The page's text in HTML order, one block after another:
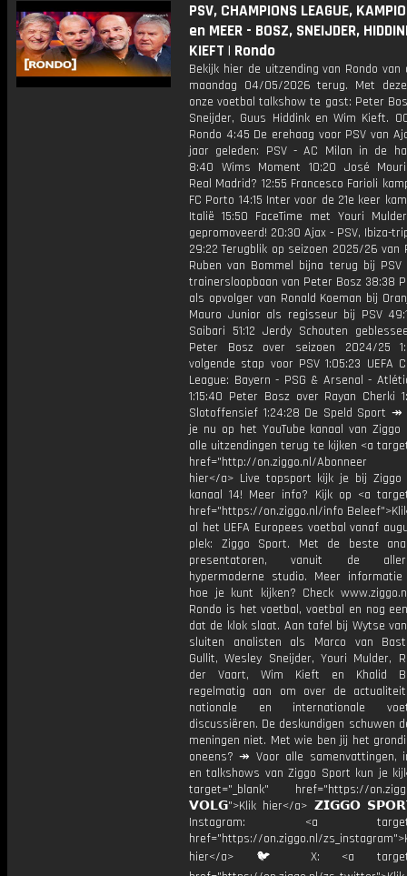
PSV, CHAMPIONS LEAGUE,
en MEER - BOSZ, SNEIJDER,
KIEFT | Rondo
Bekijk hier de uitzending van Rondo van
maandag 04/05/2026 terug. Met
onze voetbal talkshow te gast: Peter
Sneijder, Guus Hiddink en Wim Kieft.
Rondo 4:45 De erehaag voor PSV van
jaar geleden: PSV - AC Milan in de
8:40 Wims Moment 10:20 José
Real Madrid? 12:55 Francesco Farioli
FC Porto 14:15 Inter voor de 21e keer
Italië 15:50 FaceTime met Youri
gepromoveerd! 20:30 Ajax - PSV, Ibiza-
29:22 Terugblik op seizoen 2025/26 van
Ruben van Bommel bijna terug bij
trainersloopbaan van Peter Bosz 38:38
als opvolger van Ronald Koeman bij
Mauro Junior als regisseur bij PSV
Saibari 51:12 Jerdy Schouten
Peter Bosz over seizoen 2024/25
volgende stap voor PSV 1:05:23 UEFA
League: Bayern - PSG & Arsenal -
1:15:40 Peter Bosz over Rayan Cherki
Slotoffensief 1:24:28 De Speld Sport ↠
je nu op het YouTube kanaal van
alle uitzendingen terug te kijken <a
href="http://on.ziggo.nl/
hier</a> Live topsport kijk je bij
kanaal 14! Meer info? Kijk op <a
href="https://on.ziggo.nl/info
al het UEFA Europees voetbal vanaf
plek: Ziggo Sport. Met de beste
presentatoren, vanuit de
hypermoderne studio. Meer
hoe je kunt kijken? Check
Rondo is het voetbal, voetbal en nog
dat de klok slaat. Aan tafel bij Wytse
sluiten analisten als Marco van
Gullit, Wesley Sneijder, Youri Mulder,
der Vaart, Wim Kieft en Khalid
regelmatig aan om over de
nationale en internationale
discussiëren. De deskundigen schuwen
meningen niet. Met wie ben jij het
oneens? ↠ Voor alle samenvattingen,
en talkshows van Ziggo Sport kun je
target="_blank" href="https://
𝗩𝗢𝗟𝗚">Klik hier</a> 𝗭𝗜𝗚𝗚𝗢
Instagram: <a
href="https://on.ziggo.nl/
hier</a> 🐦 X: <a